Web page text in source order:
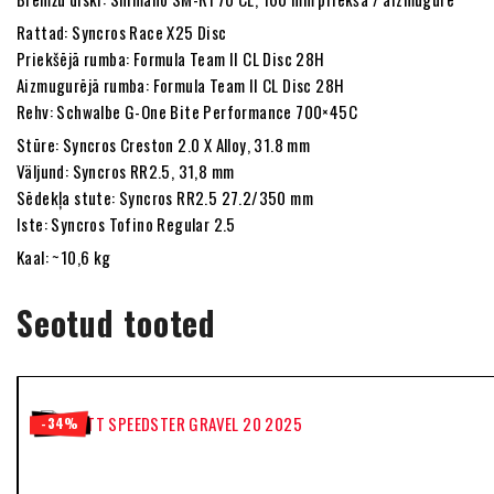
Rattad: Syncros Race X25 Disc
Priekšējā rumba: Formula Team II CL Disc 28H
Aizmugurējā rumba: Formula Team II CL Disc 28H
Rehv: Schwalbe G-One Bite Performance 700×45C
Stūre: Syncros Creston 2.0 X Alloy, 31.8 mm
Väljund: Syncros RR2.5, 31,8 mm
Sēdekļa stute: Syncros RR2.5 27.2/350 mm
Iste: Syncros Tofino Regular 2.5
Kaal: ~10,6 kg
Seotud tooted
-27%
-19%
-29%
-34%
-5%
-25%
-35%
-24%
-27%
-19%
-29%
-34%